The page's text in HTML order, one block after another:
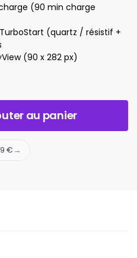
(90 min charge
(quartz / résistif +
(90 x 282 px)
au panier
€ →